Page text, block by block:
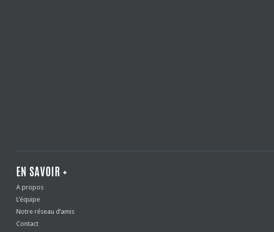
EN SAVOIR +
A propos
L’équipe
Notre réseau d’amis
Contact